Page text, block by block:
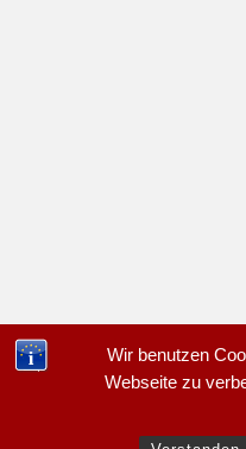
Wir benutzen
Webseite zu